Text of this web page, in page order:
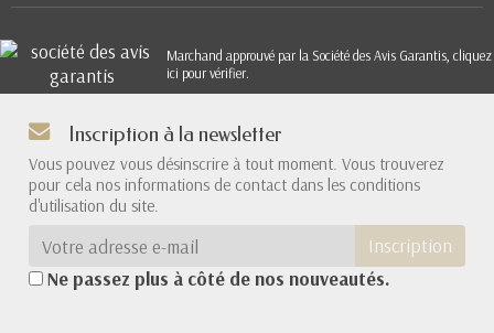
Marchand approuvé par la Société des Avis Garantis, cliquez
ici pour vérifier.
Inscription à la newsletter
Vous pouvez vous désinscrire à tout moment. Vous trouverez
pour cela nos informations de contact dans les conditions
d'utilisation du site.
Inscription
Ne passez plus à côté de nos nouveautés.